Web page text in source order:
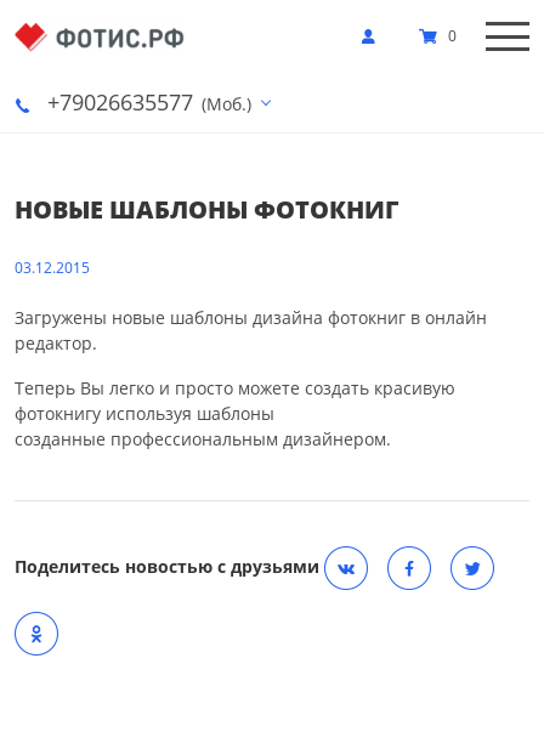
+79026635577 (Моб.)
0
НОВЫЕ ШАБЛОНЫ ФОТОКНИГ
03.12.2015
Загружены новые шаблоны дизайна фотокниг в онлайн
редактор.
Теперь Вы легко и просто можете создать красивую
фотокнигу используя шаблоны
созданные профессиональным дизайнером.
Поделитесь новостью с друзьями